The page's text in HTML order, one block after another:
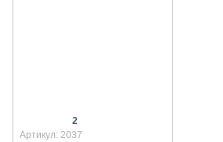
2
Артикул: 2037